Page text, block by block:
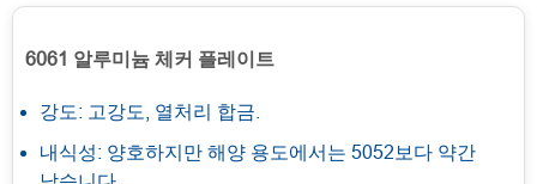
6061 알루미늄 체커 플레이트
강도: 고강도, 열처리 합금.
내식성: 양호하지만 해양 용도에서는 5052보다 약간